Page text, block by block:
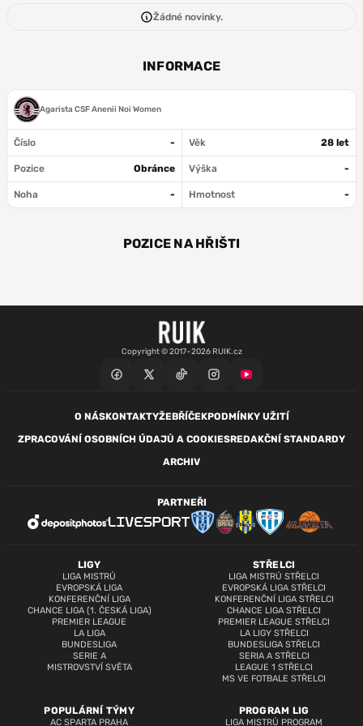
Žádné novinky.
INFORMACE
Agarista CSF Anenii Noi Women
Číslo - Věk 28 let
Pozice Obránce Výška -
Noha - Hmotnost -
POZICE NA HŘIŠTI
Copyright © 2017–2026 RUIK.cz
O NÁSKONTAKTYŽEBŘÍČEKPODMÍNKY UŽITÍ
ZPRACOVÁNÍ OSOBNÍCH ÚDAJŮ A COOKIESREDAKČNÍ STANDARDY
ARCHIV
LIGY
LIGA MISTRŮ
EVROPSKÁ LIGA
KONFERENČNÍ LIGA
CHANCE LIGA (1. ČESKÁ LIGA)
PREMIER LEAGUE
LA LIGA
BUNDESLIGA
SERIE A
MISTROVSTVÍ SVĚTA
STŘELCI
LIGA MISTRŮ STŘELCI
EVROPSKÁ LIGA STŘELCI
KONFERENČNÍ LIGA STŘELCI
CHANCE LIGA STŘELCI
PREMIER LEAGUE STŘELCI
LA LIGY STŘELCI
BUNDESLIGA STŘELCI
SERIA A STŘELCI
LEAGUE 1 STŘELCI
MS VE FOTBALE STŘELCI
POPULÁRNÍ TÝMY
AC SPARTA PRAHA
PROGRAM LIG
LIGA MISTRŮ PROGRAM
PARTNEŘI